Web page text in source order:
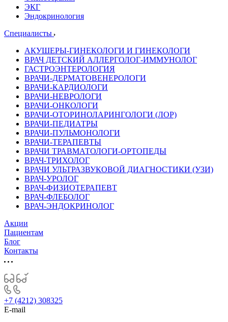
ЭКГ
Эндокринология
Специалисты
АКУШЕРЫ-ГИНЕКОЛОГИ И ГИНЕКОЛОГИ
ВРАЧ ДЕТСКИЙ АЛЛЕРГОЛОГ-ИММУНОЛОГ
ГАСТРОЭНТЕРОЛОГИЯ
ВРАЧИ-ДЕРМАТОВЕНЕРОЛОГИ
ВРАЧИ-КАРДИОЛОГИ
ВРАЧИ-НЕВРОЛОГИ
ВРАЧИ-ОНКОЛОГИ
ВРАЧИ-ОТОРИНОЛАРИНГОЛОГИ (ЛОР)
ВРАЧИ-ПЕДИАТРЫ
ВРАЧИ-ПУЛЬМОНОЛОГИ
ВРАЧИ-ТЕРАПЕВТЫ
ВРАЧИ ТРАВМАТОЛОГИ-ОРТОПЕДЫ
ВРАЧ-ТРИХОЛОГ
ВРАЧИ УЛЬТРАЗВУКОВОЙ ДИАГНОСТИКИ (УЗИ)
ВРАЧ-УРОЛОГ
ВРАЧ-ФИЗИОТЕРАПЕВТ
ВРАЧ-ФЛЕБОЛОГ
ВРАЧ-ЭНДОКРИНОЛОГ
Акции
Пациентам
Блог
Контакты
+7 (4212) 308325
E-mail